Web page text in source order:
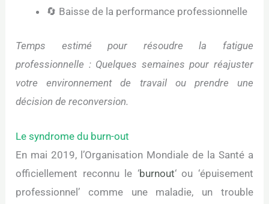
🔄 Baisse de la performance professionnelle
Temps estimé pour résoudre la fatigue
professionnelle : Quelques semaines pour réajuster
votre environnement de travail ou prendre une
décision de reconversion.
Le syndrome du burn-out
En mai 2019, l’Organisation Mondiale de la Santé a
officiellement reconnu le ‘burnout‘ ou ‘épuisement
professionnel’ comme une maladie, un trouble